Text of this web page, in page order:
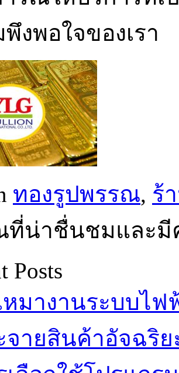
งพอใจของเรา
ทองรูปพรรณ, ร้
ที่น่าชื่นชมและมี
Posts
หมางานระบบไ
จายสินค้าอัจฉริย